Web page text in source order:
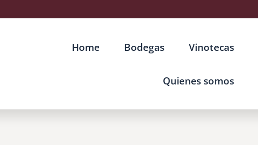
Home Bodegas Vinotecas
Quienes somos